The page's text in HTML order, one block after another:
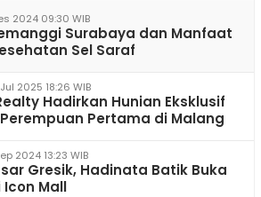
2024 09:30 WIB
Surabaya dan Manfaat
Sel Saraf
2025 18:26 WIB
Hadirkan Hunian Eksklusif
Pertama di Malang
2024 13:23 WIB
Gresik, Hadinata Batik Buka
Icon Mall